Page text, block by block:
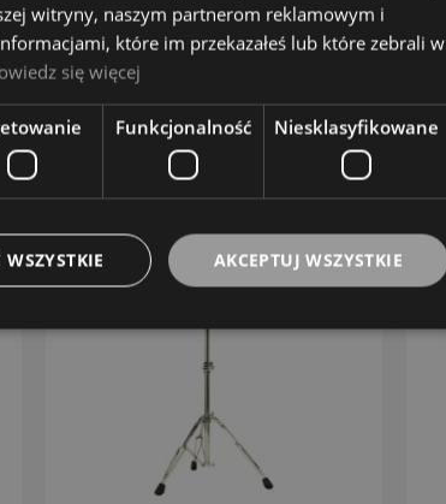
DO KOSZYKA
witryny, naszym partnerom reklamowym i
które im przekazałeś lub które zebrali w
się więcej
Funkcjonalność Niesklasyfikowane
AKCEPTUJ WSZYSTKIE
WSZYSTKIE